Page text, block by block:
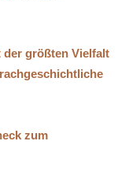
der größten Vielfalt
zum